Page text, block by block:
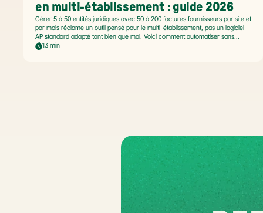
en multi-établissement : guide 2026
Gérer 5 à 50 entités juridiques avec 50 à 200 factures fournisseurs par site et
par mois réclame un outil pensé pour le multi-établissement, pas un logiciel
AP standard adapté tant bien que mal. Voici comment automatiser sans
casser la gouvernance locale, capturer le levier BFR et tenir l'échéance de
13 min